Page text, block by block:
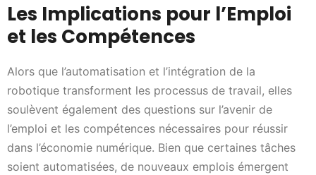
Les Implications pour l’Emploi
et les Compétences
Alors que l’automatisation et l’intégration de la
robotique transforment les processus de travail, elles
soulèvent également des questions sur l’avenir de
l’emploi et les compétences nécessaires pour réussir
dans l’économie numérique. Bien que certaines tâches
soient automatisées, de nouveaux emplois émergent